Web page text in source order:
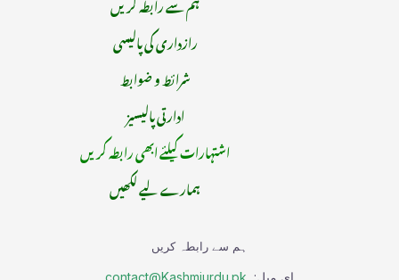
رازداری کی پالیسی
شرائط و ضوابط
ادارتی پالیسیز
اشتہارات کیلئے ابھی رابطہ کریں
ہمارے لیے لکھیں
ہم سے رابطہ کریں
ای میل: contact@Kashmiurdu.pk